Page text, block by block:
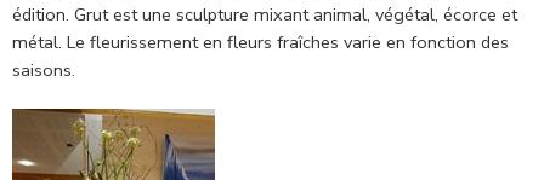
édition. Grut est une sculpture mixant animal, végétal, écorce et
métal. Le fleurissement en fleurs fraîches varie en fonction des
saisons.